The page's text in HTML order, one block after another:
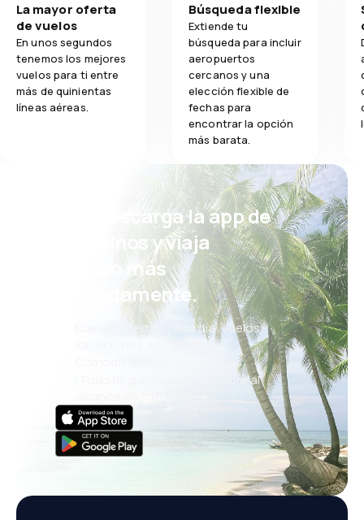
La mayor oferta
de vuelos
En unos segundos
tenemos los mejores
vuelos para ti entre
más de quinientas
líneas aéreas.
Búsqueda flexible
Extiende tu
búsqueda para incluir
aeropuertos
cercanos y una
elección flexible de
fechas para
encontrar la opción
más barata.
¡Eh! Descarga la app de
eDestinos y viaja
incluso más
cómodamente.
Nuevas ofertas cada día: vuelos,
vacaciones, escapadas
Cómoda gestión de reservas
¡Todo lo que importa, siempre al